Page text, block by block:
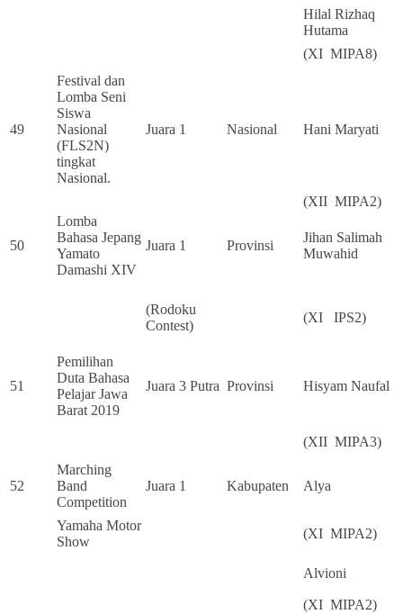
Hilal Rizhaq
Hutama
(XI MIPA8)
49
Festival dan
Lomba Seni
Siswa
Nasional
(FLS2N)
tingkat
Nasional.
Juara 1 Nasional Hani Maryati
(XII MIPA2)
50
Lomba
Bahasa Jepang
Yamato
Damashi XIV
Juara 1 Provinsi
Jihan Salimah
Muwahid
(Rodoku
Contest)
(XI IPS2)
51
Pemilihan
Duta Bahasa
Pelajar Jawa
Barat 2019
Juara 3 Putra Provinsi Hisyam Naufal
(XII MIPA3)
52
Marching
Band
Competition
Juara 1 Kabupaten Alya
Yamaha Motor
Show
(XI MIPA2)
Alvioni
(XI MIPA2)